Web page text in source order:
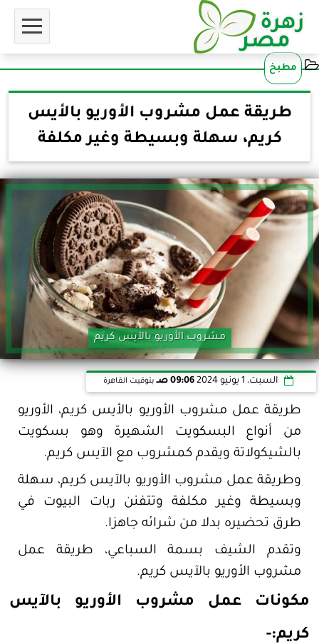
مطبخ
طريقة عمل مشروب الأوريو بالأيس
كريم، سهلة وبسيطة وغير مكلفة
مشروب الأوريو بالآيس كريم
السبت، 1 يونيو 2024 09:06 صـ بتوقيت القاهرة
طريقة عمل مشروب الأوريو بالأيس كريم، الأوريو
من أنواع البسكويت الشهيرة وهو بسكويت
بالشيكولاتة ويقدم كمشروب مع الآيس كريم.
وطريقة عمل مشروب الأوريو بالآيس كريم، سهلة
وبسيطة وغير مكلفة وتتفنن ربات البيوت في
طرق تحضيره بدلا من شرائه جاهزا.
وتقدم الشيف بسمة السباعي، طريقة عمل
مشروب الأوريو بالآيس كريم.
مكونات عمل مشروب الأوريو بالآيس
كريم:-